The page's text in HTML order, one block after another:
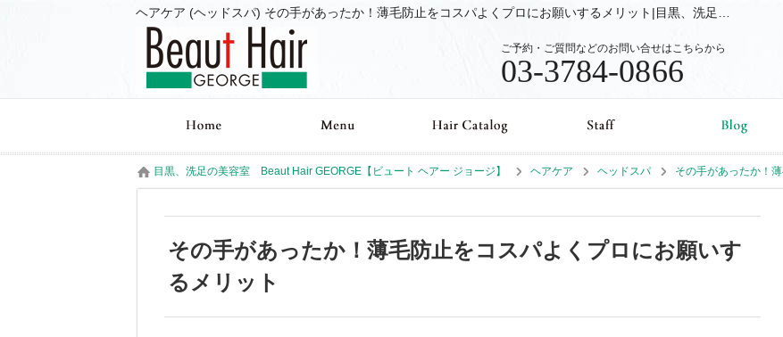
ご予約・ご質問などのお問い合せはこちらから
03-3784-0866
目黒、洗足の美容室 Beaut Hair GEORGE【ビュート ヘアー ジョージ】 ヘアケア ヘッドスパ その手があったか！
その手があったか！薄毛防止をコスパよくプロにお願いす
るメリット